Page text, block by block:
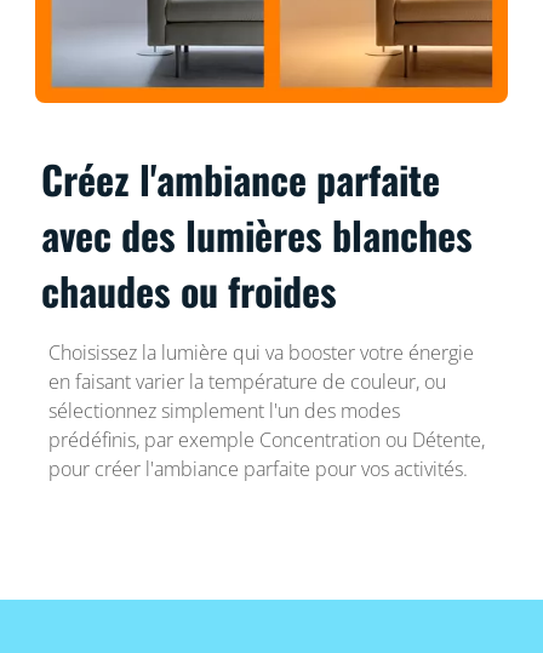
Créez l'ambiance parfaite
avec des lumières blanches
chaudes ou froides
Choisissez la lumière qui va booster votre énergie
en faisant varier la température de couleur, ou
sélectionnez simplement l'un des modes
prédéfinis, par exemple Concentration ou Détente,
pour créer l'ambiance parfaite pour vos activités.